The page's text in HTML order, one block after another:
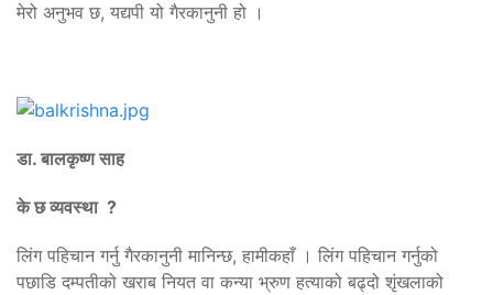
मेरो अनुभव छ, यद्यपी यो गैरकानुनी हो ।
डा. बालकृष्ण साह
के छ व्यवस्था ?
लिंग पहिचान गर्नु गैरकानुनी मानिन्छ, हामीकहाँ । लिंग पहिचान गर्नुको
पछाडि दम्पतीको खराब नियत वा कन्या भ्रुण हत्याको बढ्दो शृंखलाको